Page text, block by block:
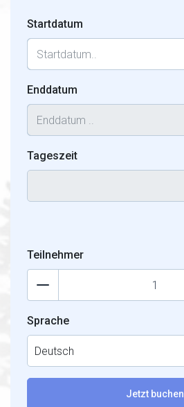
Startdatum
Enddatum
Tageszeit
Teilnehmer
Sprache
Deutsch
Jetzt buchen